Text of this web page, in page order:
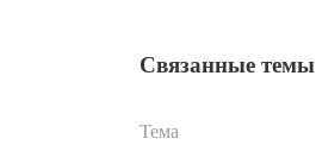
Связанные темы
Тема